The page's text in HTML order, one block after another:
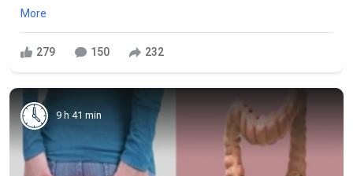
More
279 150 232
9 h 41 min